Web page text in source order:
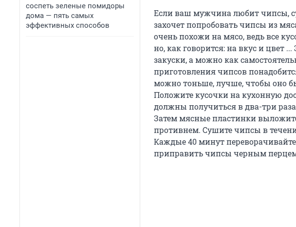
соспеть зеленые помидоры
дома — пять самых
эффективных способов
Если ваш мужчина любит чипсы,
захочет попробовать чипсы из
очень похожи на мясо, ведь все
но, как говорится: на вкус и цвет
закуски, а можно как
приготовления чипсов
можно тоньше, лучше, чтобы оно
Положите кусочки на кухонную
должны получиться в два-три
Затем мясные пластинки
противнем. Сушите чипсы в
Каждые 40 минут
приправить чипсы черным